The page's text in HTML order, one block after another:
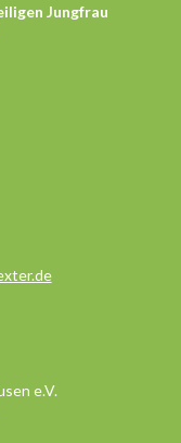
Jungfrau
e.V.